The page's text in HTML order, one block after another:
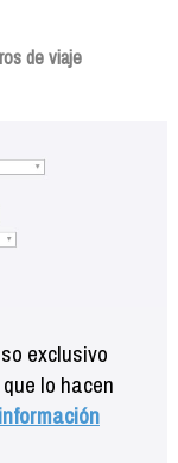
de viaje
exclusivo
lo hacen